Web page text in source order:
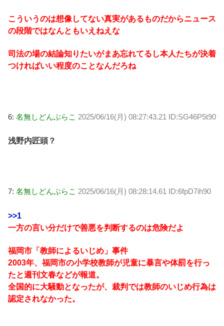
こういうのは想像してない真実があるものだからニュース
の段階ではなんともいえねえな
司法の場の結論知りたいがまあ忘れてるし本人たちが決着
つければいい程度のことなんだろね
6: 名無しどんぶらこ 2025/06/16(月) 08:27:43.21 ID:SG46P5t90
浅野内匠頭？
7: 名無しどんぶらこ 2025/06/16(月) 08:28:14.61 ID:6fpD7ih90
>>1
一方の言い分だけで善悪を判断するのは危険だよ
福岡市「教師によるいじめ」事件
2003年、福岡市の小学校教師が児童に暴言や体罰を行っ
たと週刊文春などが報道。
全国的に大騒動となったが、裁判では教師のいじめ行為は
認定されなかった。